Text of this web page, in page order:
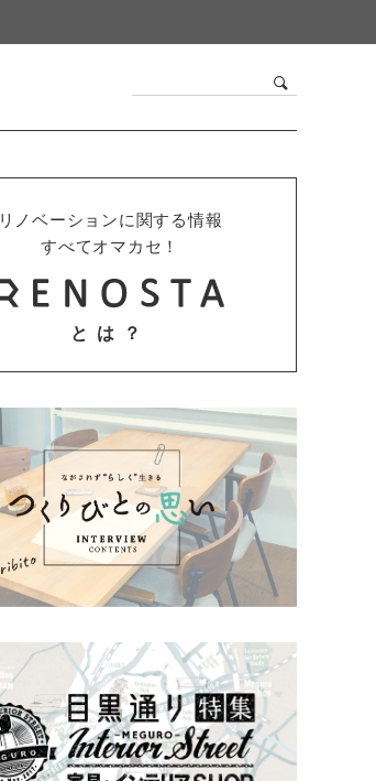
リノベーションに関する情報
すべてオマカセ！
とは？